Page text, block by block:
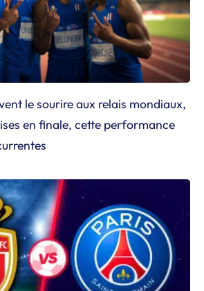
le sourire aux relais mondiaux,
en finale, cette performance